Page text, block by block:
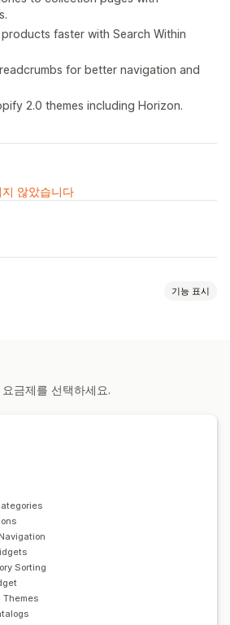
faster with Search Within
for better navigation and
2.0 themes including Horizon.
않았습니다
기능 표시
금제를 선택하세요.
Sorting
Themes